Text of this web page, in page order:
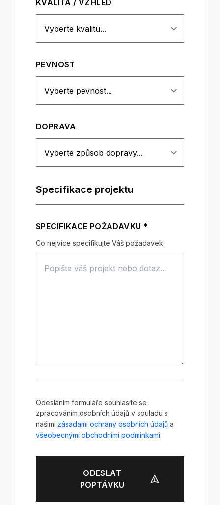
KVALITA / VZHLED
PEVNOST
DOPRAVA
Specifikace projektu
SPECIFIKACE POŽADAVKU *
Co nejvíce specifikujte Váš požadavek
Odesláním formuláře souhlasíte se
zpracováním osobních údajů v souladu s
našimi zásadami ochrany osobních údajů a
všeobecnými obchodními podmínkami.
ODESLAT
POPTÁVKU